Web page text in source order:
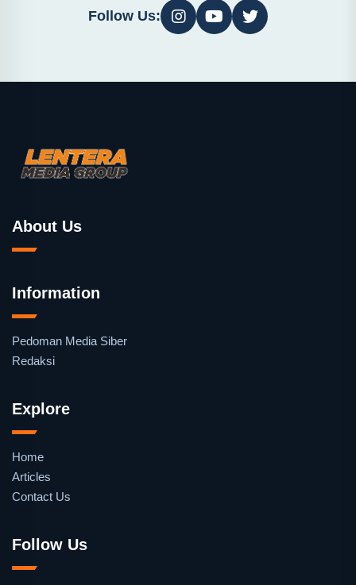
Follow Us:
About Us
Information
Pedoman Media Siber
Redaksi
Explore
Home
Articles
Contact Us
Follow Us